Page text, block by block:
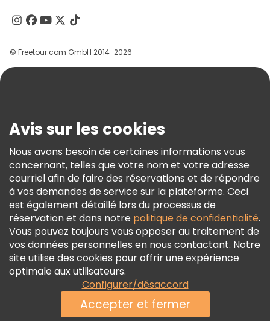
Contactez-Nous
Groupes
Aide
Conditions Générales Et Mentions Légales
Politique En Matière De Cookies
Freetour Prix
Programme De Fidélité
© Freetour.com GmbH 2014-2026
Avis sur les cookies
Nous avons besoin de certaines informations vous
concernant, telles que votre nom et votre adresse
courriel afin de faire des réservations et de répondre
à vos demandes de service sur la plateforme. Ceci
est également détaillé lors du processus de
réservation et dans notre politique de confidentialité.
Vous pouvez toujours vous opposer au traitement de
vos données personnelles en nous contactant. Notre
site utilise des cookies pour offrir une expérience
optimale aux utilisateurs.
Configurer/désaccord
Accepter et fermer